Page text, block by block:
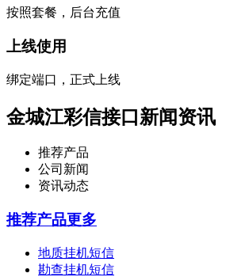
按照套餐，后台充值
上线使用
绑定端口，正式上线
金城江彩信接口新闻资讯
推荐产品
公司新闻
资讯动态
推荐产品更多
地质挂机短信
勘查挂机短信